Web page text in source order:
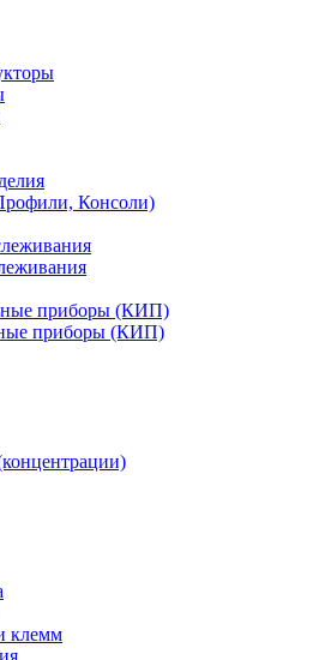
Консоли)
приборы (КИП)
приборы (КИП)
клемм